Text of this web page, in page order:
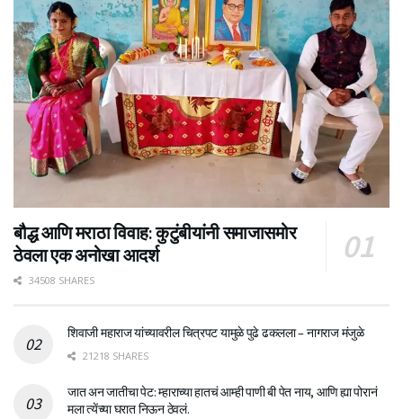
बौद्ध आणि मराठा विवाह: कुटुंबीयांनी समाजासमोर
ठेवला एक अनोखा आदर्श
34508 SHARES
शिवाजी महाराज यांच्यावरील चित्रपट यामुळे पुढे ढकलला – नागराज मंजुळे
21218 SHARES
जात अन जातीचा पेट: म्हाराच्या हातचं आम्ही पाणी बी पेत नाय, आणि ह्या पोरानं
मला त्येंच्या घरात निऊन ठेवलं.